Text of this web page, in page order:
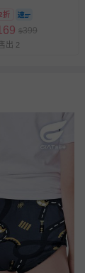
折
$399
出 2